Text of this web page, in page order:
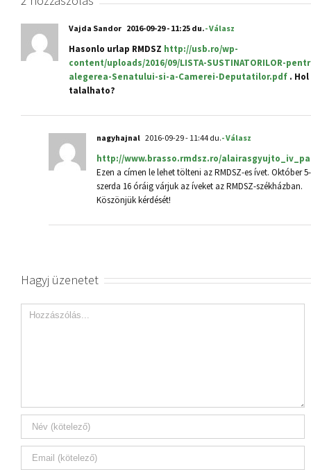
Vajda Sandor 2016-09-29 - 11:25 du.- Válasz
Hasonlo urlap RMDSZ http://usb.ro/wp-
content/uploads/2016/09/LISTA-SUSTINATORILOR-
alegerea-Senatului-si-a-Camerei-Deputatilor.pdf . Hol
talalhato?
nagyhajnal 2016-09-29 - 11:44 du.- Válasz
http://www.brasso.rmdsz.ro/
Ezen a címen le lehet tölteni az RMDSZ-es ívet. Október
szerda 16 óráig várjuk az íveket az RMDSZ-székházban.
Köszönjük kérdését!
Hagyj üzenetet